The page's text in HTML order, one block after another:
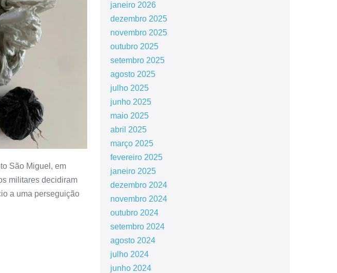
São Miguel, em
militares decidiram
a uma perseguição
janeiro 2026
dezembro 2025
novembro 2025
outubro 2025
setembro 2025
agosto 2025
julho 2025
junho 2025
maio 2025
abril 2025
março 2025
fevereiro 2025
janeiro 2025
dezembro 2024
novembro 2024
outubro 2024
setembro 2024
agosto 2024
julho 2024
junho 2024